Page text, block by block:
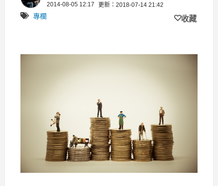
2014-08-05 12:17 更新：2018-07-14 21:42
專欄 收藏